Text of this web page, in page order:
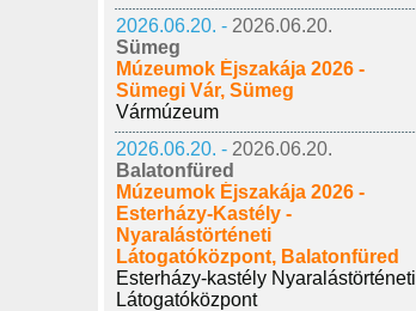
2026.06.20. - 2026.06.20.
Sümeg
Múzeumok Éjszakája 2026 -
Sümegi Vár, Sümeg
Vármúzeum
2026.06.20. - 2026.06.20.
Balatonfüred
Múzeumok Éjszakája 2026 -
Esterházy-Kastély -
Nyaralástörténeti
Látogatóközpont, Balatonfüred
Esterházy-kastély Nyaralástörténeti
Látogatóközpont